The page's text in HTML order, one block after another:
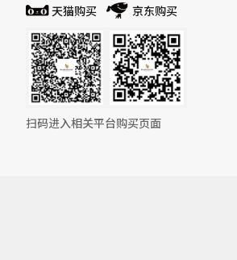
天猫购买 京东购买
扫码进入相关平台购买页面